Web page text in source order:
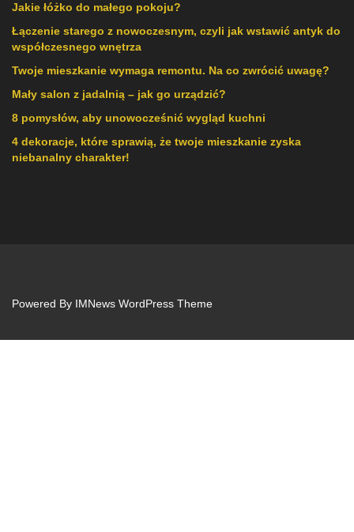
Jakie łóżko do małego pokoju?
Łączenie starego z nowoczesnym, czyli jak wstawić antyk do
współczesnego wnętrza
Twoje mieszkanie wymaga remontu. Na co zwrócić uwagę?
Mały salon z jadalnią – jak go urządzić?
8 pomysłów, aby unowocześnić wygląd kuchni
4 dekoracje, które sprawią, że twoje mieszkanie zyska
niebanalny charakter!
Powered By IMNews WordPress Theme